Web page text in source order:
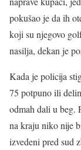
pokušao je da ih
koji su njegovo
nasilja, dekan je
Kada je policija
75 potpuno ili
odmah dali u beg.
na kraju niko nije
izvedeni pred sud